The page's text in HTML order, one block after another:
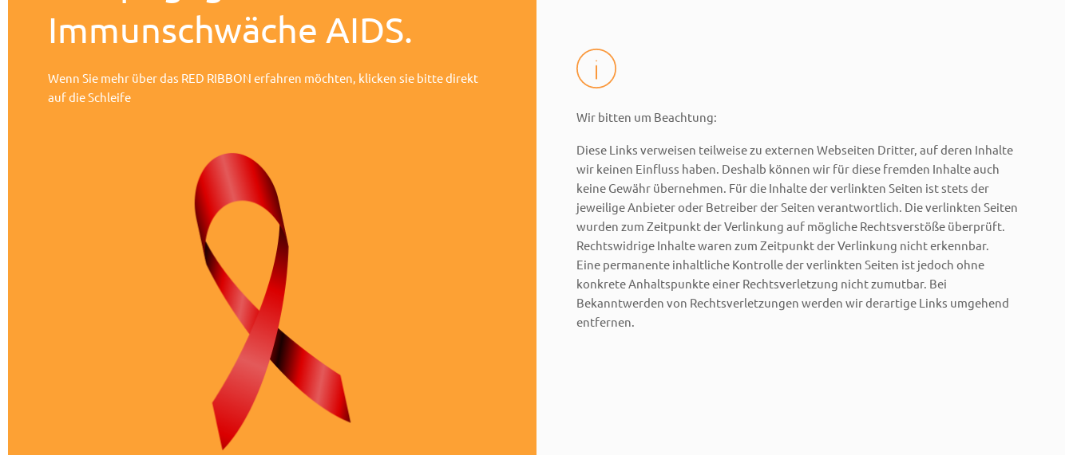
Immunschwäche AIDS.
Wenn Sie mehr über das RED RIBBON erfahren möchten, klicken sie bitte direkt
auf die Schleife
Wir bitten um Beachtung:
Diese Links verweisen teilweise zu externen Webseiten Dritter, auf deren Inhalte
wir keinen Einfluss haben. Deshalb können wir für diese fremden Inhalte auch
keine Gewähr übernehmen. Für die Inhalte der verlinkten Seiten ist stets der
jeweilige Anbieter oder Betreiber der Seiten verantwortlich. Die verlinkten Seiten
wurden zum Zeitpunkt der Verlinkung auf mögliche Rechtsverstöße überprüft.
Rechtswidrige Inhalte waren zum Zeitpunkt der Verlinkung nicht erkennbar.
Eine permanente inhaltliche Kontrolle der verlinkten Seiten ist jedoch ohne
konkrete Anhaltspunkte einer Rechtsverletzung nicht zumutbar. Bei
Bekanntwerden von Rechtsverletzungen werden wir derartige Links umgehend
entfernen.